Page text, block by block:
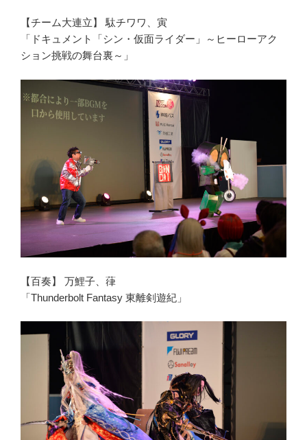
【チーム大連立】 駄チワワ、寅
「ドキュメント「シン・仮面ライダー」～ヒーローアク
ション挑戦の舞台裏～」
【百奏】 万鯉子、葎
「Thunderbolt Fantasy 東離剣遊紀」